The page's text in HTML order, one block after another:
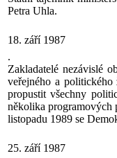
Petra Uhla.
18. září 1987
.
Zakladatelé nezávislé
veřejného a
propustit všechny
několika programových
listopadu 1989 se
25. září 1987